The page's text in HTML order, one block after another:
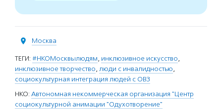
Москва
ТЕГИ: #НКОМосквылюдям, инклюзивное искусство,
инклюзивное творчество, люди с инвалидностью,
социокультурная интеграция людей с ОВЗ
НКО: Автономная некоммерческая организация "Центр
социокультурной анимации "Одухотворение"